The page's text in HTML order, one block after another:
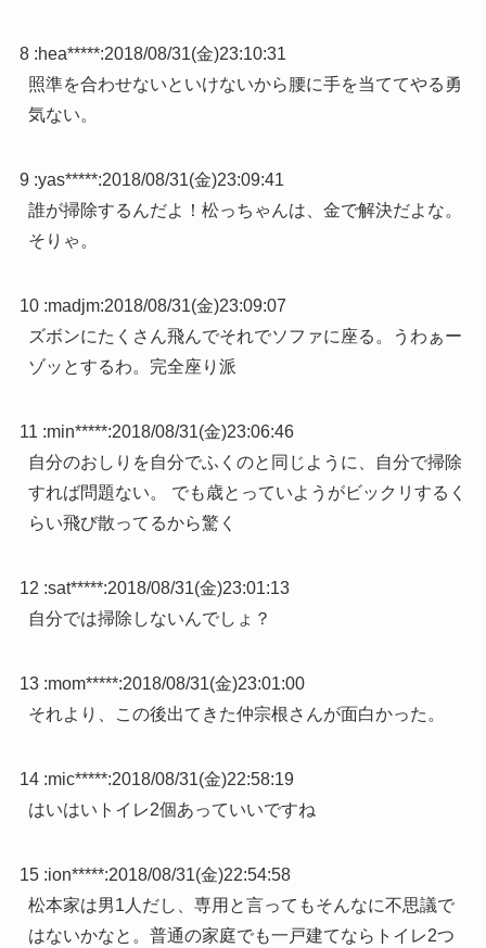
8 :hea*****:2018/08/31(金)23:10:31
照準を合わせないといけないから腰に手を当ててやる勇
気ない。
9 :yas*****:2018/08/31(金)23:09:41
誰が掃除するんだよ！松っちゃんは、金で解決だよな。
そりゃ。
10 :madjm:2018/08/31(金)23:09:07
ズボンにたくさん飛んでそれでソファに座る。うわぁー
ゾッとするわ。完全座り派
11 :min*****:2018/08/31(金)23:06:46
自分のおしりを自分でふくのと同じように、自分で掃除
すれば問題ない。 でも歳とっていようがビックリするく
らい飛び散ってるから驚く
12 :sat*****:2018/08/31(金)23:01:13
自分では掃除しないんでしょ？
13 :mom*****:2018/08/31(金)23:01:00
それより、この後出てきた仲宗根さんが面白かった。
14 :mic*****:2018/08/31(金)22:58:19
はいはいトイレ2個あっていいですね
15 :ion*****:2018/08/31(金)22:54:58
松本家は男1人だし、専用と言ってもそんなに不思議で
はないかなと。普通の家庭でも一戸建てならトイレ2つ